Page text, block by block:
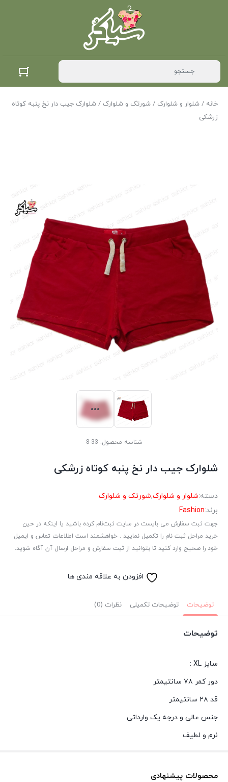
خانه / شلوار و شلوارک / شورتک و شلوارک / شلوارک جیب دار نخ پنبه کوتاه
زرشکی
شناسه محصول: 33-8
شلوارک جیب دار نخ پنبه کوتاه زرشکی
دسته:شلوار و شلوارک,شورتک و شلوارک
برند:Fashion
جهت ثبت سفارش می بایست در سایت ثبت‌نام کرده باشید یا اینکه در حین
خرید مراحل ثبت نام را تکمیل نمایید . خواهشمند است اطلاعات تماس و ایمیل
خود را صحیح وارد کنید تا بتوانید از ثبت سفارش و مراحل ارسال آن آگاه شوید.
افزودن به علاقه مندی ها
توضیحات توضیحات تکمیلی نظرات (0)
توضیحات
سایز XL :
دور کمر ۷۸ سانتیمتر
قد ۲۸ سانتیمتر
جنس عالی و درجه یک وارداتی
نرم و لطیف
محصولات پیشنهادی